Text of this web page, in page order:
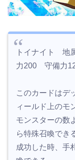
トイナイト
力200 守備力
このカードはデ
ィールド上のモ
モンスターの数
ら特殊召喚でき
成功した時、手